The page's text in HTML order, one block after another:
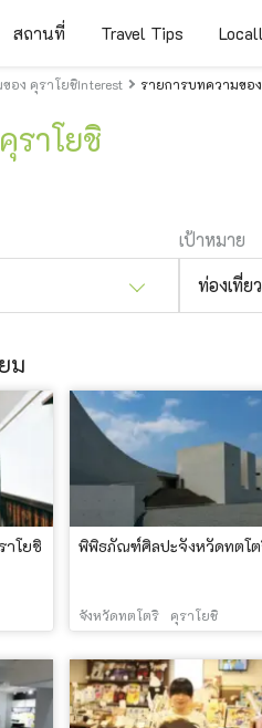
สถานที่ Travel Tips
อง คุราโยชิInterest รายการบทความขอ
ราโยชิ
เป้าหมาย
ท่องเที่ยว
ม
าโยชิ พิพิธภัณฑ์ศิลปะจังหวัดทตโ
จังหวัดทตโตริ คุราโยชิ